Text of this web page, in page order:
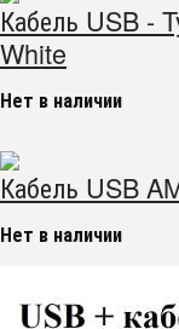
Кабель USB -
White
Нет в наличии
Кабель USB
Нет в наличии